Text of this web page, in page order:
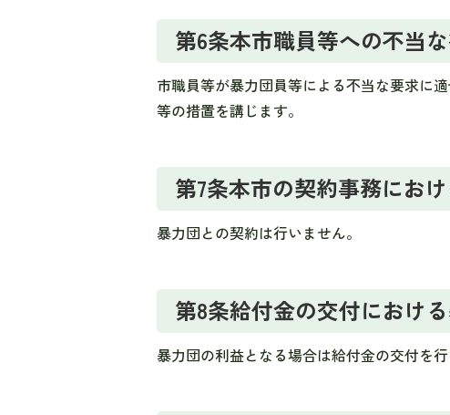
第6条本市職員等への不当
市職員等が暴力団員等による不当な要求に
等の措置を講じます。
第7条本市の契約事務にお
暴力団との契約は行いません。
第8条給付金の交付におけ
暴力団の利益となる場合は給付金の交付を行